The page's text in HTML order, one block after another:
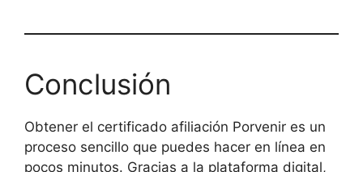
Conclusión
Obtener el certificado afiliación Porvenir es un
proceso sencillo que puedes hacer en línea en
pocos minutos. Gracias a la plataforma digital,